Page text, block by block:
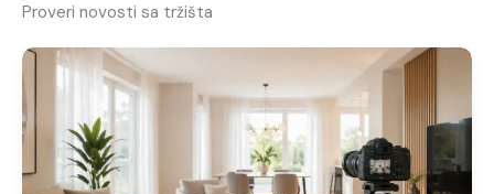
Proveri novosti sa tržišta